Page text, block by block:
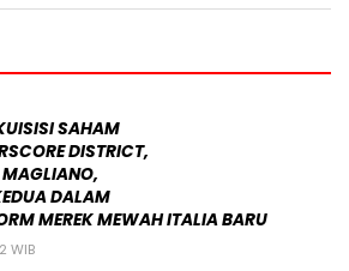
SAHAM
DISTRICT,
DALAM
MEREK MEWAH ITALIA BARU
WIB